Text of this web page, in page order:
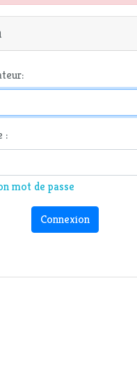
:
mot de passe
Connexion